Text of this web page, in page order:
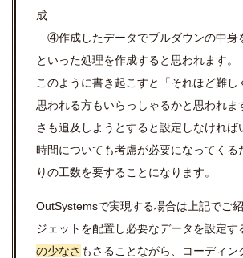
成
④作成したデータでプルダウンの中身
といった処理を作成すると思われます。
このように書き起こすと「それほど難し
思われる方もいらっしゃるかと思われま
さも追及しようとすると設定しなければ
時間についても考慮が必要になってくる
りの工数を要することになります。
OutSystemsで実現する場合は上記でご
ジェットを配置し必要なデータを設定す
の少なさ もさることながら、コーディ